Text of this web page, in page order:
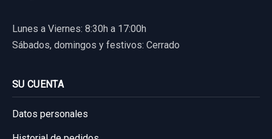
Lunes a Viernes: 8:30h a 17:00h
Sábados, domingos y festivos: Cerrado
SU CUENTA
Datos personales